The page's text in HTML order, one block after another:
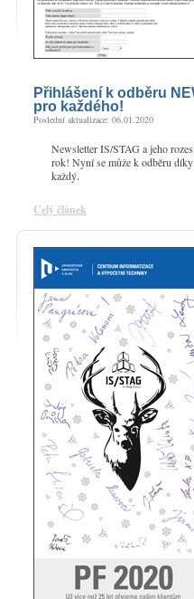
Přihlášení k odběru
pro každého!
Poslední aktualizace: 06.01.2020
Newsletter IS/STAG a jeho
rok! Nyní se může k odběru
každý.
Celý článek